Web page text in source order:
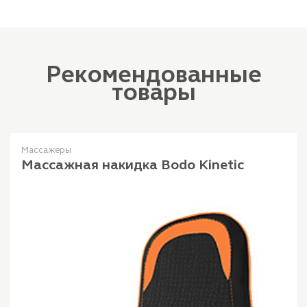
Рекомендованные
товары
Массажеры
Массажная накидка Bodo Kinetic